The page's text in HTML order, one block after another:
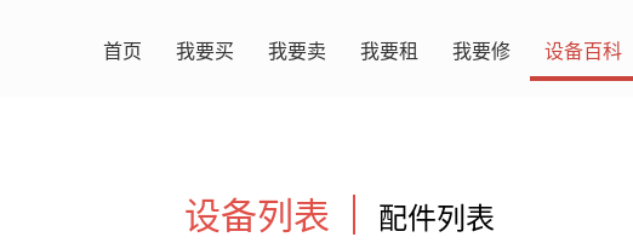
首页 我要买 我要卖 我要租 我要修 设备百科
设备列表 配件列表